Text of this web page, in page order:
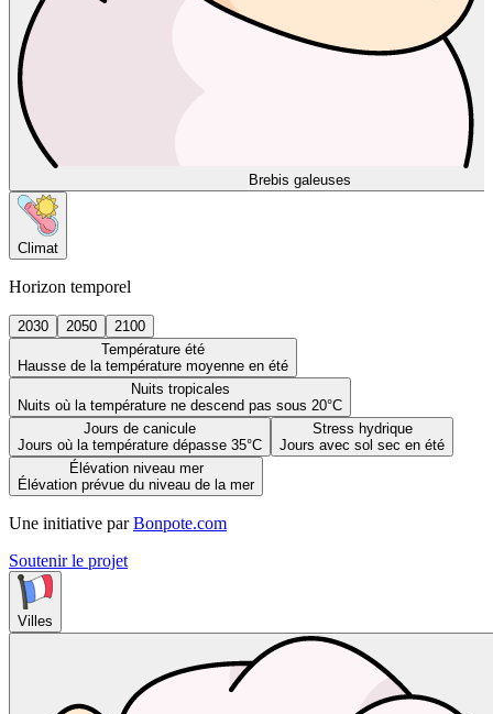
Brebis galeuses
Climat
Horizon temporel
2030 2050
2100
Température été
Hausse de la température moyenne en été
Nuits tropicales
Nuits où la température ne descend pas sous 20°C
Jours de canicule
Jours où la température dépasse 35°C
Stress hydrique
Jours avec sol sec en été
Élévation niveau mer
Élévation prévue du niveau de la mer
Une initiative par Bonpote.com
Soutenir le projet
Villes